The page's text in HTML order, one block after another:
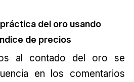
del oro usando
de precios
al contado del oro se
en los comentarios